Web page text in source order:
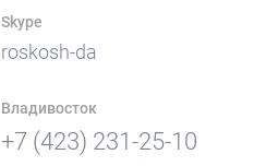
Skype
roskosh-da
Владивосток
+7 (423) 231-25-10